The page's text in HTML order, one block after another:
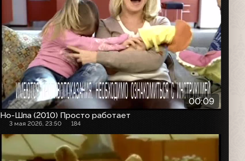
00:09
Но-Шпа (2010) Просто работает
3 мая 2026, 23:50 184